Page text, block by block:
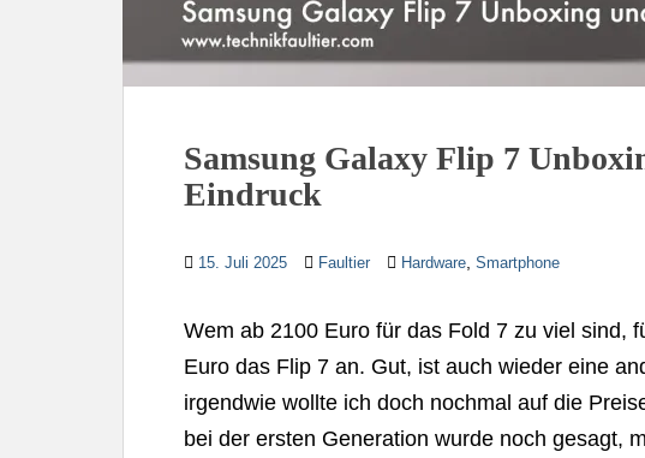
Samsung Galaxy Flip 7
Eindruck
15. Juli 2025 Faultier Hardware Smartphone
Wem ab 2100 Euro für das Fold 7 zu viel sind,
Euro das Flip 7 an. Gut, ist auch wieder eine
irgendwie wollte ich doch nochmal auf die
bei der ersten Generation wurde noch gesagt,